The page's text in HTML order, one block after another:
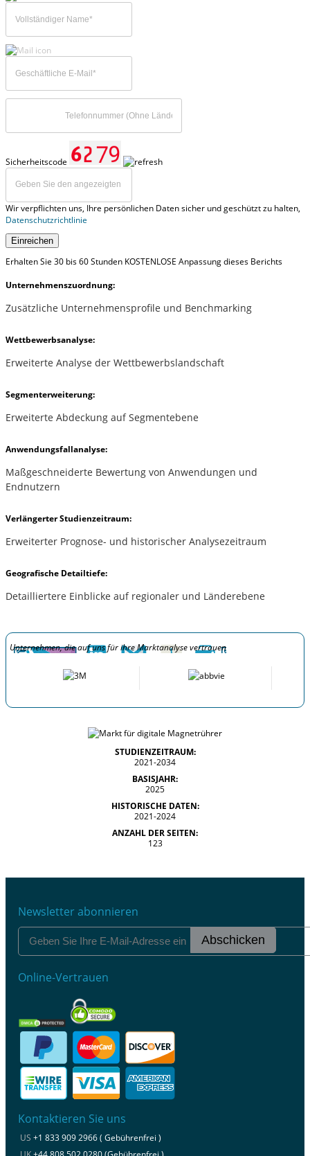
Sicherheitscode
Wir verpflichten uns, Ihre persönlichen Daten sicher und geschützt zu halten,
Datenschutzrichtlinie
Einreichen
Erhalten Sie 30 bis 60 Stunden KOSTENLOSE Anpassung dieses Berichts
Unternehmenszuordnung:
Zusätzliche Unternehmensprofile und Benchmarking
Wettbewerbsanalyse:
Erweiterte Analyse der Wettbewerbslandschaft
Segmenterweiterung:
Erweiterte Abdeckung auf Segmentebene
Anwendungsfallanalyse:
Maßgeschneiderte Bewertung von Anwendungen und
Endnutzern
Verlängerter Studienzeitraum:
Erweiterter Prognose- und historischer Analysezeitraum
Geografische Detailtiefe:
Detailliertere Einblicke auf regionaler und Länderebene
Unternehmen, die auf uns für ihre Marktanalyse vertrauen
STUDIENZEITRAUM:
2021-2034
BASISJAHR:
2025
HISTORISCHE DATEN:
2021-2024
ANZAHL DER SEITEN:
123
Newsletter abonnieren
Abschicken
Online-Vertrauen
Kontaktieren Sie uns
US +1 833 909 2966 ( Gebührenfrei )